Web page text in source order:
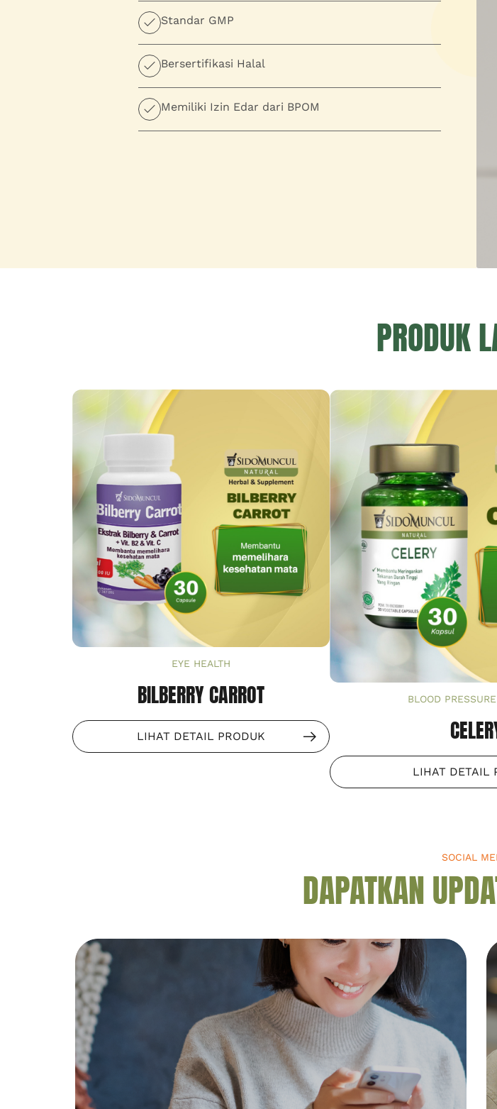
Standar GMP
Bersertifikasi Halal
Memiliki Izin Edar dari BPOM
PRODUK
EYE HEALTH
BILBERRY CARROT
LIHAT DETAIL PRODUK
BLOOD
LIHAT DETAIL
SOCIAL
DAPATKAN